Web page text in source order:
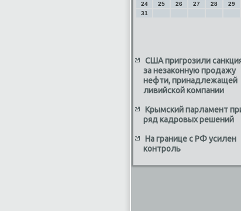
24
25 26 27 28 29
31
США пригрозили
за незаконную продажу
нефти, принадлежащей
ливийской компании
Крымский парламент
ряд кадровых решений
На границе с РФ усилен
контроль